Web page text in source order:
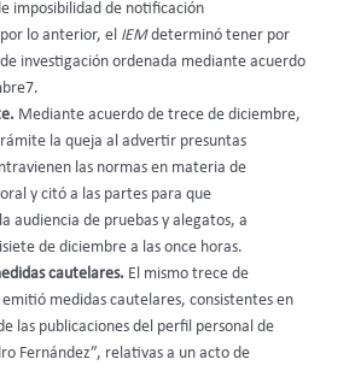
imposibilidad de notificación
lo anterior, el IEMdeterminó tener por
investigación ordenada mediante acuerdo
Mediante acuerdo de trece de diciembre,
la queja al advertir presuntas
las normas en materia de
y citó a las partes para que
audiencia de pruebas y alegatos, a
de diciembre a las once horas.
cautelares. El mismo trece de
emitió medidas cautelares, consistentes en
las publicaciones del perfil personal de
Fernández”, relativas a un acto de